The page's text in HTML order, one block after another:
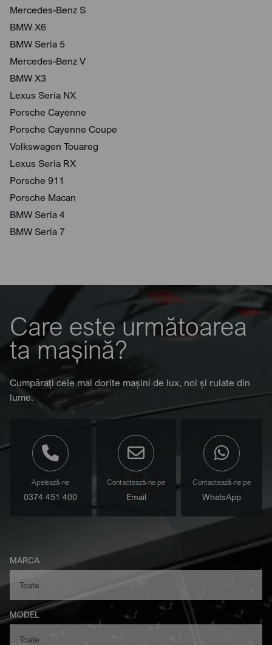
Mercedes-Benz S
BMW X6
BMW Seria 5
Mercedes-Benz V
BMW X3
Lexus Seria NX
Porsche Cayenne
Porsche Cayenne Coupe
Volkswagen Touareg
Lexus Seria RX
Porsche 911
Porsche Macan
BMW Seria 4
BMW Seria 7
Care este următoarea
ta mașină?
Cumpărați cele mai dorite mașini de lux, noi și rulate din
lume.
Apelează-ne
0374 451 400
Contactează-ne pe
Email
Contactează-ne pe
WhatsApp
MARCA
MODEL